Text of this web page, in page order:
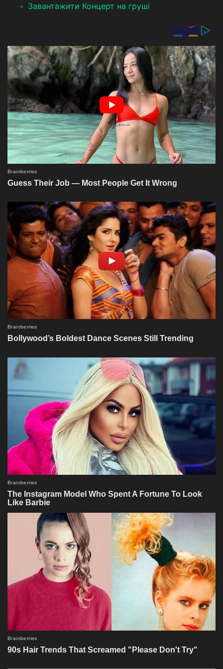
Завантажити Концерт на груші